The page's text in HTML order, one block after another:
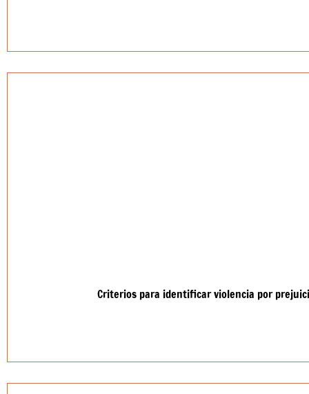
Criterios para identificar violencia por